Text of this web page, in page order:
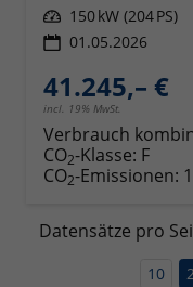
Leistung 150 kW (204 PS)
01.05.2026
41.245,– €
incl. 19% MwSt.
Verbrauch
CO2-Klasse: F
CO2-Emissionen:
Datensätze pro
10